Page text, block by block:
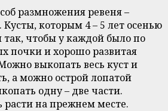
размножения ревеня –
которым 4 – 5 лет осенью
так, чтобы у каждой было по
почки и хорошо развитая
выкопать весь куст и
а можно острой лопатой
одну – две части.
расти на прежнем месте.